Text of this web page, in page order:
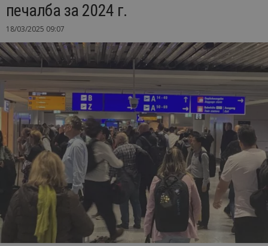
печалба за 2024 г.
18/03/2025 09:07